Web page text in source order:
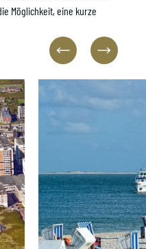
Möglichkeit, eine kurze